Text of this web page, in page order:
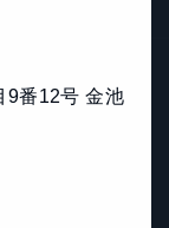
9番12号 金池